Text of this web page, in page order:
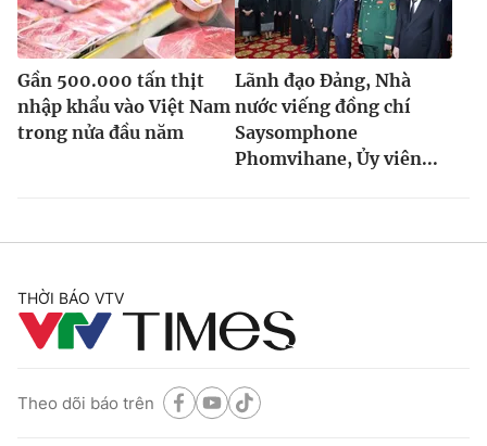
Gần 500.000 tấn thịt
nhập khẩu vào Việt Nam
trong nửa đầu năm
Lãnh đạo Đảng, Nhà
nước viếng đồng chí
Saysomphone
Phomvihane, Ủy viên...
THỜI BÁO VTV
Theo dõi báo trên